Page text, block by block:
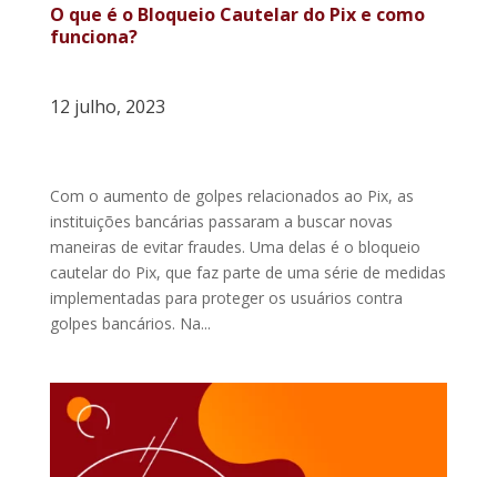
O que é o Bloqueio Cautelar do Pix e como
funciona?
12 julho, 2023
Com o aumento de golpes relacionados ao Pix, as
instituições bancárias passaram a buscar novas
maneiras de evitar fraudes. Uma delas é o bloqueio
cautelar do Pix, que faz parte de uma série de medidas
implementadas para proteger os usuários contra
golpes bancários. Na...